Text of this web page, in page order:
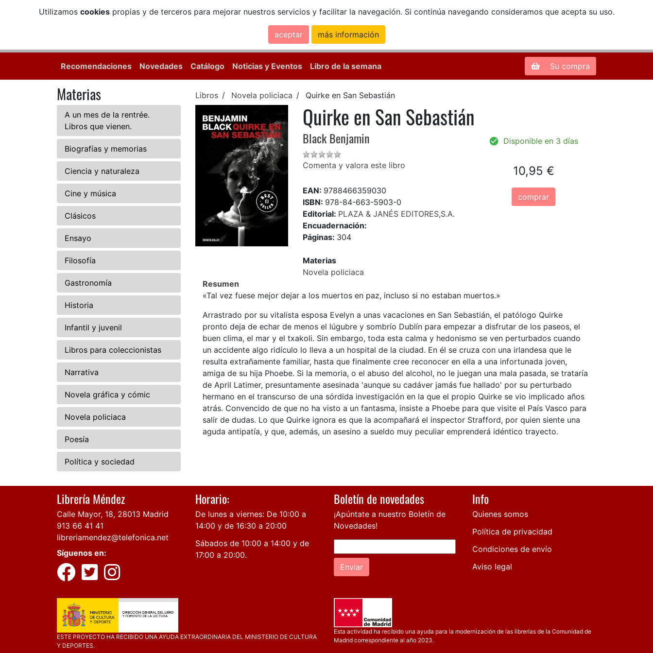
Utilizamos cookiespropias y de terceros para mejorar nuestros servicios y facilitar la navegación. Si continúa navegando consideramos que acepta su uso.
aceptar más información
Zona de Clientes
Recomendaciones Novedades Catálogo Noticias y Eventos Libro de la semana Su compra
Materias
A un mes de la rentrée.
Libros que vienen.
Biografías y memorias
Ciencia y naturaleza
Cine y música
Clásicos
Ensayo
Filosofía
Gastronomía
Historia
Infantil y juvenil
Libros para coleccionistas
Narrativa
Novela gráfica y cómic
Novela policiaca
Poesía
Política y sociedad
Libros Novela policiaca Quirke en San Sebastián
Quirke en San Sebastián
Black Benjamin
Comenta y valora este libro
EAN: 9788466359030
ISBN: 978-84-663-5903-0
Editorial: PLAZA & JANÉS EDITORES,S.A.
Encuadernación:
Páginas: 304
Materias
Novela policiaca
Disponible en 3 días
10,95 €
comprar
Resumen
«Tal vez fuese mejor dejar a los muertos en paz, incluso si no estaban muertos.»
Arrastrado por su vitalista esposa Evelyn a unas vacaciones en San Sebastián, el patólogo Quirke
pronto deja de echar de menos el lúgubre y sombrío Dublín para empezar a disfrutar de los paseos, el
buen clima, el mar y el txakoli. Sin embargo, toda esta calma y hedonismo se ven perturbados cuando
un accidente algo ridículo lo lleva a un hospital de la ciudad. En él se cruza con una irlandesa que le
resulta extrañamente familiar, hasta que finalmente cree reconocer en ella a una infortunada joven,
amiga de su hija Phoebe. Si la memoria, o el abuso del alcohol, no le juegan una mala pasada, se trataría
de April Latimer, presuntamente asesinada 'aunque su cadáver jamás fue hallado' por su perturbado
hermano en el transcurso de una sórdida investigación en la que el propio Quirke se vio implicado años
atrás. Convencido de que no ha visto a un fantasma, insiste a Phoebe para que visite el País Vasco para
salir de dudas. Lo que Quirke ignora es que la acompañará el inspector Strafford, por quien siente una
aguda antipatía, y que, además, un asesino a sueldo muy peculiar emprenderá idéntico trayecto.
Librería Méndez
Calle Mayor, 18, 28013 Madrid
913 66 41 41
libreriamendez@telefonica.net
Síguenos en:
Horario:
De lunes a viernes: De 10:00 a
14:00 y de 16:30 a 20:00
Sábados de 10:00 a 14:00 y de
17:00 a 20:00.
Boletín de novedades
¡Apúntate a nuestro Boletín de
Novedades!
Enviar
Info
Quienes somos
Política de privacidad
Condiciones de envío
Aviso legal
ESTE PROYECTO HA RECIBIDO UNA AYUDA EXTRAORDINARIA DEL MINISTERIO DE CULTURA
Y DEPORTES.
Esta actividad ha recibido una ayuda para la modernización de las librerías de la Comunidad de
Madrid correspondiente al año 2023.